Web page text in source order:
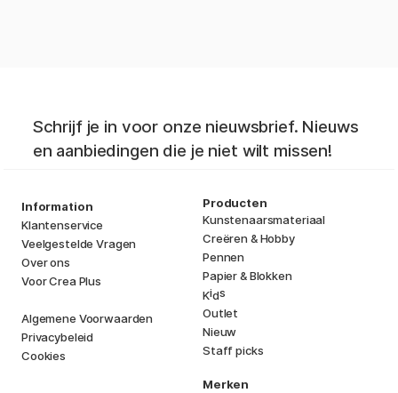
Schrijf je in voor onze nieuwsbrief. Nieuws
en aanbiedingen die je niet wilt missen!
Information
Klantenservice
Veelgestelde Vragen
Over ons
Voor Crea Plus
Algemene Voorwaarden
Privacybeleid
Cookies
Producten
Kunstenaarsmateriaal
Creëren & Hobby
Pennen
Papier & Blokken
Kids
Outlet
Nieuw
Staff picks
Merken